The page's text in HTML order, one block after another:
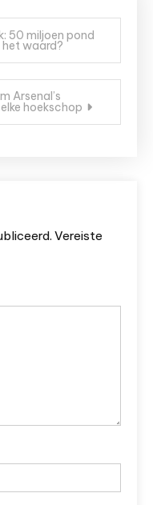
50 miljoen pond
het waard?
Arsenal’s
hoekschop
Vereiste